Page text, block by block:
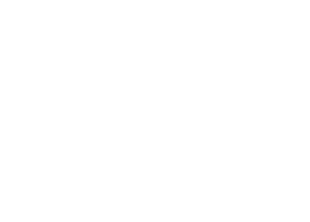
Postnummer og Poststed
i inntaksskjemaet. Se
i Automotive Cloud
forretningsprofilposten for
feltet er lagt til i
i Automotive Cloud